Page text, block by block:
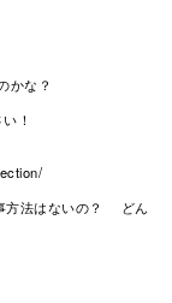
かな？
！
方法はないの？ どん